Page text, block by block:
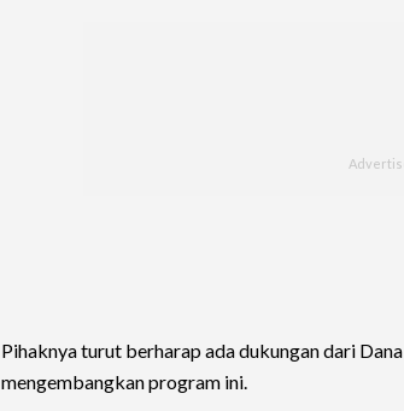
Pihaknya turut berharap ada dukungan dari
mengembangkan program ini.